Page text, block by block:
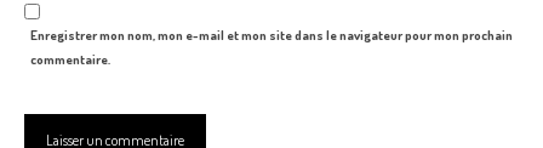
Enregistrer mon nom, mon e-mail et mon site dans le navigateur pour mon prochain
commentaire.